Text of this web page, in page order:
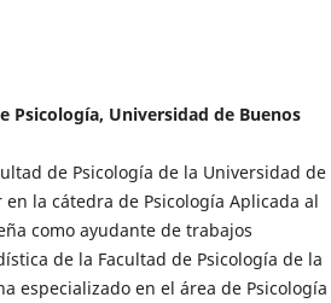
Psicología, Universidad de Buenos
de Psicología de la Universidad de
la cátedra de Psicología Aplicada al
como ayudante de trabajos
de la Facultad de Psicología de la
especializado en el área de Psicología